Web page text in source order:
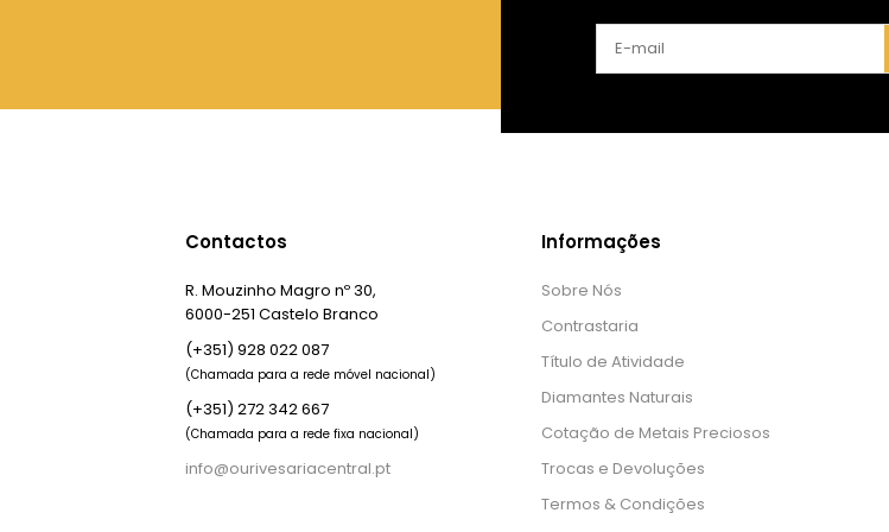
Contactos
R. Mouzinho Magro nº 30,
6000-251 Castelo Branco
(+351) 928 022 087
(Chamada para a rede móvel nacional)
(+351) 272 342 667
(Chamada para a rede fixa nacional)
info@ourivesariacentral.pt
Informações
Sobre Nós
Contrastaria
Título de Atividade
Diamantes Naturais
Cotação de Metais Preciosos
Trocas e Devoluções
Termos & Condições